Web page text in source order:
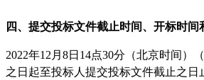
四、提交投标文件截止时间、开标时间
2022年12月8日14点30分（北京时间）
之日起至投标人提交投标文件截止之日